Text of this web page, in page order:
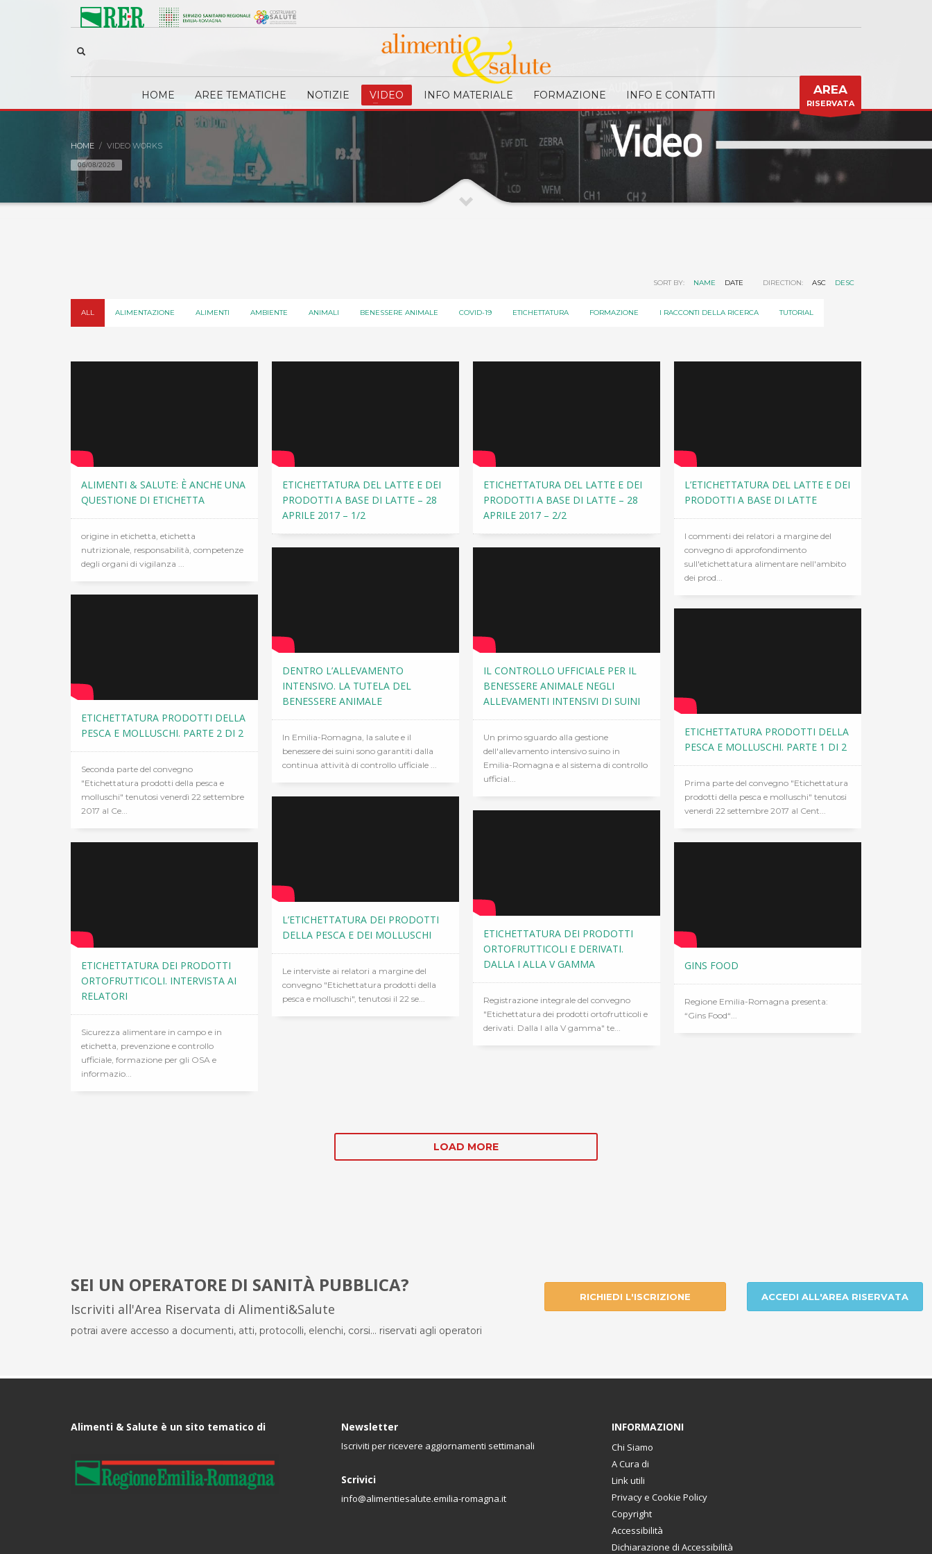
HOME AREE TEMATICHE NOTIZIE VIDEO INFO MATERIALE FORMAZIONE INFO E CONTATTI AREA
RISERVATA
HOME VIDEO WORKS
06/08/2026
SORT BY: NAME DATE DIRECTION: ASC DESC
ALL ALIMENTAZIONE ALIMENTI AMBIENTE ANIMALI BENESSERE ANIMALE COVID-19 ETICHETTATURA FORMAZIONE I RACCONTI DELLA RICERCA TUTORIAL
ALIMENTI & SALUTE: È ANCHE UNA
QUESTIONE DI ETICHETTA
origine in etichetta, etichetta
nutrizionale, responsabilità, competenze
degli organi di vigilanza ...
ETICHETTATURA DEL LATTE E DEI
PRODOTTI A BASE DI LATTE – 28
APRILE 2017 – 1/2
ETICHETTATURA DEL LATTE E DEI
PRODOTTI A BASE DI LATTE – 28
APRILE 2017 – 2/2
L’ETICHETTATURA DEL LATTE E DEI
PRODOTTI A BASE DI LATTE
I commenti dei relatori a margine del
convegno di approfondimento
sull'etichettatura alimentare nell'ambito
dei prod...
DENTRO L’ALLEVAMENTO
INTENSIVO. LA TUTELA DEL
BENESSERE ANIMALE
In Emilia-Romagna, la salute e il
benessere dei suini sono garantiti dalla
continua attività di controllo ufficiale ...
IL CONTROLLO UFFICIALE PER IL
BENESSERE ANIMALE NEGLI
ALLEVAMENTI INTENSIVI DI SUINI
Un primo sguardo alla gestione
dell'allevamento intensivo suino in
Emilia-Romagna e al sistema di controllo
ufficial...
ETICHETTATURA PRODOTTI DELLA
PESCA E MOLLUSCHI. PARTE 2 DI 2
Seconda parte del convegno
"Etichettatura prodotti della pesca e
molluschi" tenutosi venerdì 22 settembre
2017 al Ce...
ETICHETTATURA PRODOTTI DELLA
PESCA E MOLLUSCHI. PARTE 1 DI 2
Prima parte del convegno "Etichettatura
prodotti della pesca e molluschi" tenutosi
venerdì 22 settembre 2017 al Cent...
L’ETICHETTATURA DEI PRODOTTI
DELLA PESCA E DEI MOLLUSCHI
Le interviste ai relatori a margine del
convegno "Etichettatura prodotti della
pesca e molluschi", tenutosi il 22 se...
ETICHETTATURA DEI PRODOTTI
ORTOFRUTTICOLI E DERIVATI.
DALLA I ALLA V GAMMA
Registrazione integrale del convegno
"Etichettatura dei prodotti ortofrutticoli e
derivati. Dalla I alla V gamma" te...
ETICHETTATURA DEI PRODOTTI
ORTOFRUTTICOLI. INTERVISTA AI
RELATORI
Sicurezza alimentare in campo e in
etichetta, prevenzione e controllo
ufficiale, formazione per gli OSA e
informazio...
GINS FOOD
Regione Emilia-Romagna presenta:
“Gins Food“...
LOAD MORE
SEI UN OPERATORE DI SANITÀ PUBBLICA?
Iscriviti all'Area Riservata di Alimenti&Salute
potrai avere accesso a documenti, atti, protocolli, elenchi, corsi... riservati agli operatori
RICHIEDI L'ISCRIZIONE ACCEDI ALL'AREA RISERVATA
Alimenti & Salute è un sito tematico di Newsletter
Iscriviti per ricevere aggiornamenti settimanali
Scrivici
info@alimentiesalute.emilia-romagna.it
INFORMAZIONI
Chi Siamo
A Cura di
Link utili
Privacy e Cookie Policy
Copyright
Accessibilità
Dichiarazione di Accessibilità